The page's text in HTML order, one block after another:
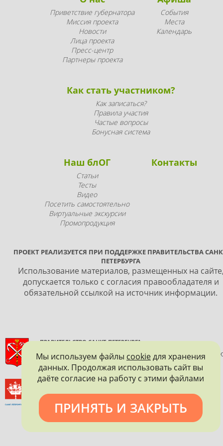
Приветствие губернатора
Миссия проекта
Новости
Лица проекта
Пресс-центр
Партнеры проекта
События
Места
Календарь
Как стать участником?
Как записаться?
Правила участия
Частые вопросы
Бонусная система
Наш блОГ
Статьи
Тесты
Видео
Посетить самостоятельно
Виртуальные экскурсии
Промопродукция
Контакты
ПРОЕКТ РЕАЛИЗУЕТСЯ ПРИ ПОДДЕРЖКЕ ПРАВИТЕЛЬСТВА
ПЕТЕРБУРГА
Использование материалов, размещенных на
допускается только с согласия правообладателя и
обязательной ссылкой на источник информации.
ПРАВИТЕЛЬСТВО САНКТ-ПЕТЕРБУРГА
КОМИТЕТ ПО ГОСУДАРСТВЕННОМУ КОНТРОЛЮ,
И ОХРАНЕ ПАМЯТНИКОВ ИСТОРИИ И КУЛЬТУРЫ
ВСЕРОССИЙСКОЕ ОБЩЕСТВО ОХРАНЫ ПАМЯТНИКОВ
САНКТ-ПЕТЕРБУРГСКОЕ ГОРОДСКОЕ ОТДЕЛЕНИЕ
Мы используем файлы cookieдля хранения
данных. Продолжая использовать сайт вы
даёте согласие на работу с этими файлами
ПРИНЯТЬ И ЗАКРЫТЬ